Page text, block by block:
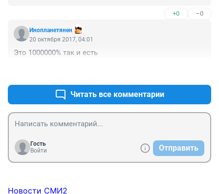
+0 –0
Инопланетянен
20 октября 2017, 04:01
Это 1000000% так и есть
Читать все комментарии
Гость
Войти
Отправить
Новости СМИ2